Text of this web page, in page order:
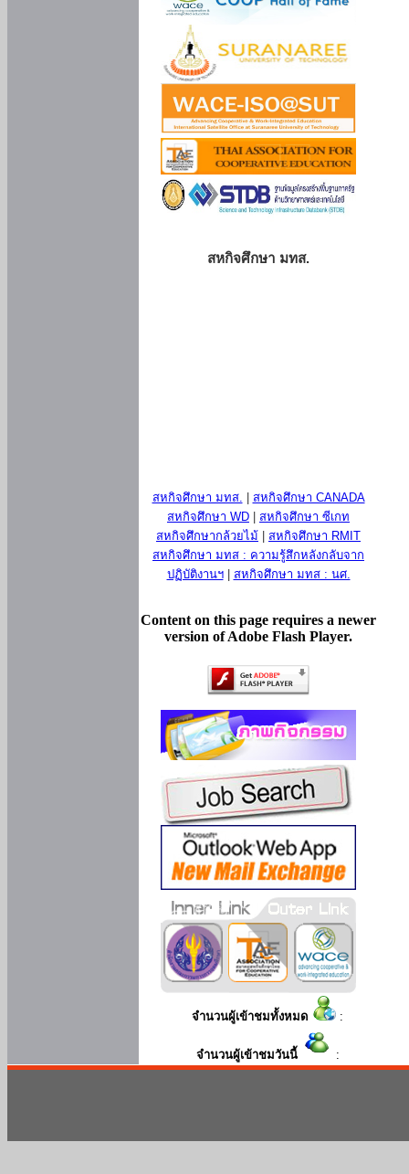
สหกิจศึกษา มทส.
สหกิจศึกษา มทส.
สหกิจศึกษา CANADA
สหกิจศึกษา WD
สหกิจศึกษา ซีเกท
สหกิจศึกษากล้วยไม้
สหกิจศึกษา RMIT
สหกิจศึกษา มทส : ความรู้สึกหลังกลับจาก
ปฏิบัติงานฯ| สหกิจศึกษา มทส : นศ.
Content on this page requires a newer
version of Adobe Flash Player.
จำนวนผู้เข้าชมทั้งหมด :
จำนวนผู้เข้าชมวันนี้ :